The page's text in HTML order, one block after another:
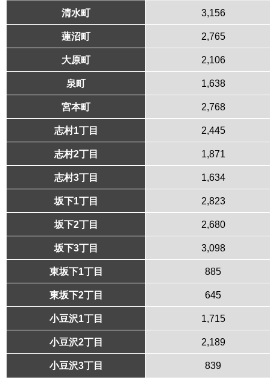
清水町 3,156
蓮沼町 2,765
大原町 2,106
泉町 1,638
宮本町 2,768
志村1丁目 2,445
志村2丁目 1,871
志村3丁目 1,634
坂下1丁目 2,823
坂下2丁目 2,680
坂下3丁目 3,098
東坂下1丁目 885
東坂下2丁目 645
小豆沢1丁目 1,715
小豆沢2丁目 2,189
小豆沢3丁目 839